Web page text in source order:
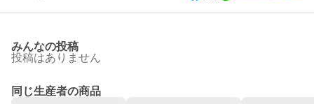
みんなの投稿
投稿はありません
同じ生産者の商品